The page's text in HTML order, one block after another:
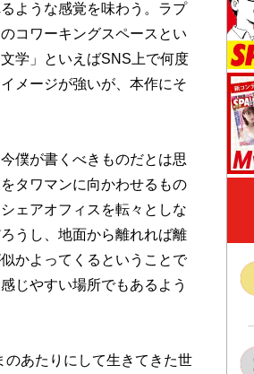
ような感覚を味わう。ラプ
コワーキングスペースとい
学」といえばSNS上で何度
メージが強いが、本作にそ
僕が書くべきものだとは思
タワマンに向かわせるもの
ェアオフィスを転々としな
うし、地面から離れれば離
かよってくるということで
じやすい場所でもあるよう
あたりにして生きてきた世